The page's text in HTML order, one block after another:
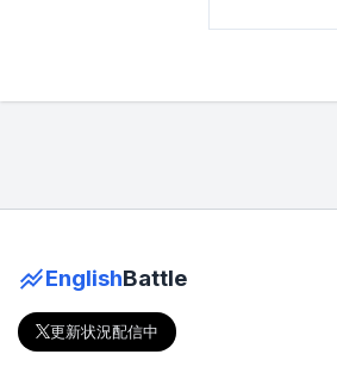
EnglishBattle
更新状況配信中